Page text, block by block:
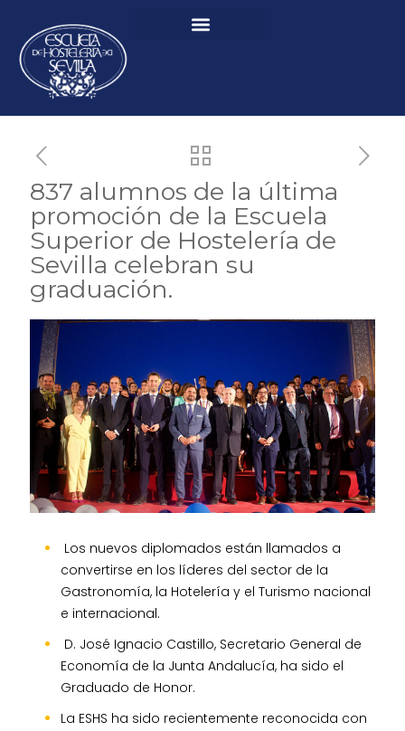
837 alumnos de la última
promoción de la Escuela
Superior de Hostelería de
Sevilla celebran su
graduación.
Los nuevos diplomados están llamados a
convertirse en los líderes del sector de la
Gastronomía, la Hotelería y el Turismo nacional
e internacional.
D. José Ignacio Castillo, Secretario General de
Economía de la Junta Andalucía, ha sido el
Graduado de Honor.
La ESHS ha sido recientemente reconocida con